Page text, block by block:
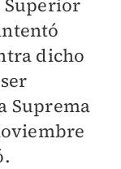
dicho
Suprema